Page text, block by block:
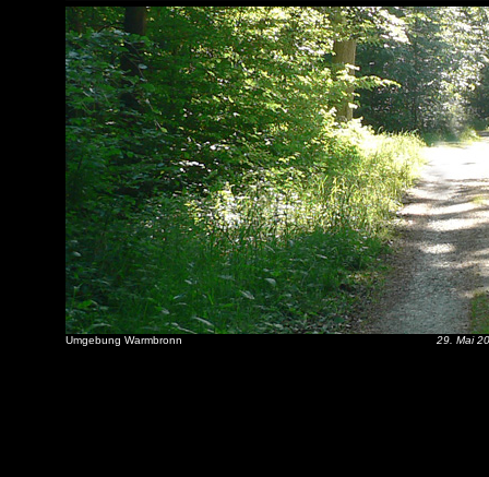
Umgebung Warmbronn 29. Mai